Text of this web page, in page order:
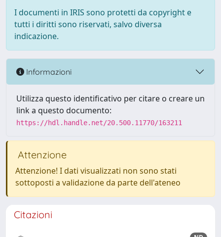
I documenti in IRIS sono protetti da copyright e
tutti i diritti sono riservati, salvo diversa
indicazione.
Informazioni
Utilizza questo identificativo per citare o creare un
link a questo documento:
https://hdl.handle.net/20.500.11770/163211
Attenzione
Attenzione! I dati visualizzati non sono stati
sottoposti a validazione da parte dell'ateneo
Citazioni